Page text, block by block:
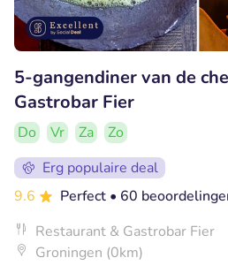
5-gangendiner van de
Gastrobar Fier
Do Vr Za
Zo
Erg populaire deal
9.6
Perfect • 60
Restaurant & Gastrobar Fier
Groningen (0km)